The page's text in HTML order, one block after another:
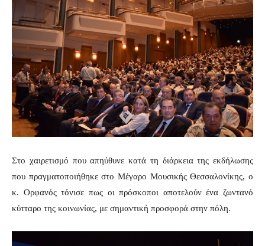
Στο χαιρετισμό που απηύθυνε κατά τη διάρκεια της εκδήλωσης
που πραγματοποιήθηκε στο Μέγαρο Μουσικής Θεσσαλονίκης, ο
κ. Ορφανός τόνισε πως οι πρόσκοποι αποτελούν ένα ζωντανό
κύτταρο της κοινωνίας, με σημαντική προσφορά στην πόλη.